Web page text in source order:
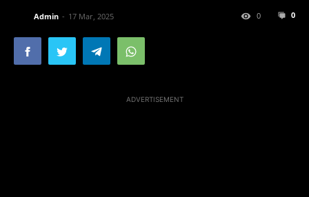
Admin 17 Mar, 2025 0
0
ADVERTISEMENT